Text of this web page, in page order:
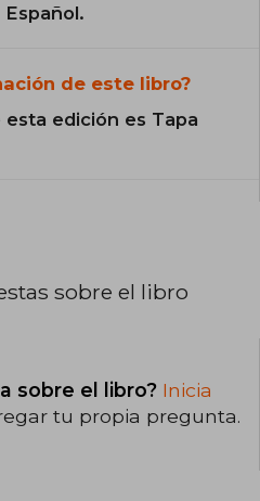
de este libro?
edición es Tapa
sobre el libro
sobre el libro? Inicia
tu propia pregunta.